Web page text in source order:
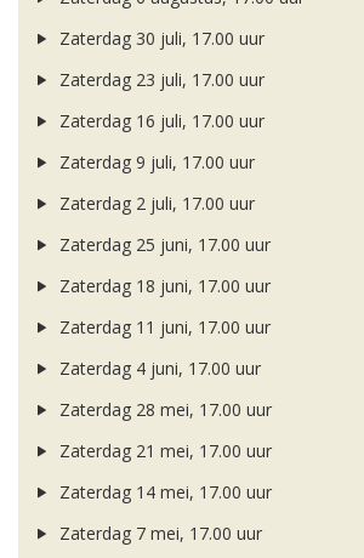
Zaterdag 30 juli, 17.00 uur
Zaterdag 23 juli, 17.00 uur
Zaterdag 16 juli, 17.00 uur
Zaterdag 9 juli, 17.00 uur
Zaterdag 2 juli, 17.00 uur
Zaterdag 25 juni, 17.00 uur
Zaterdag 18 juni, 17.00 uur
Zaterdag 11 juni, 17.00 uur
Zaterdag 4 juni, 17.00 uur
Zaterdag 28 mei, 17.00 uur
Zaterdag 21 mei, 17.00 uur
Zaterdag 14 mei, 17.00 uur
Zaterdag 7 mei, 17.00 uur